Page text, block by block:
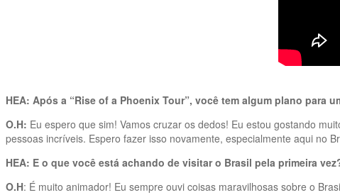
HEA: Após a “Rise of a Phoenix Tour”, você tem algum plano para
O.H: Eu espero que sim! Vamos cruzar os dedos! Eu estou gostando
pessoas incríveis. Espero fazer isso novamente, especialmente aqui no
HEA: E o que você está achando de visitar o Brasil pela primeira
O.H: É muito animador! Eu sempre ouvi coisas maravilhosas sobre o